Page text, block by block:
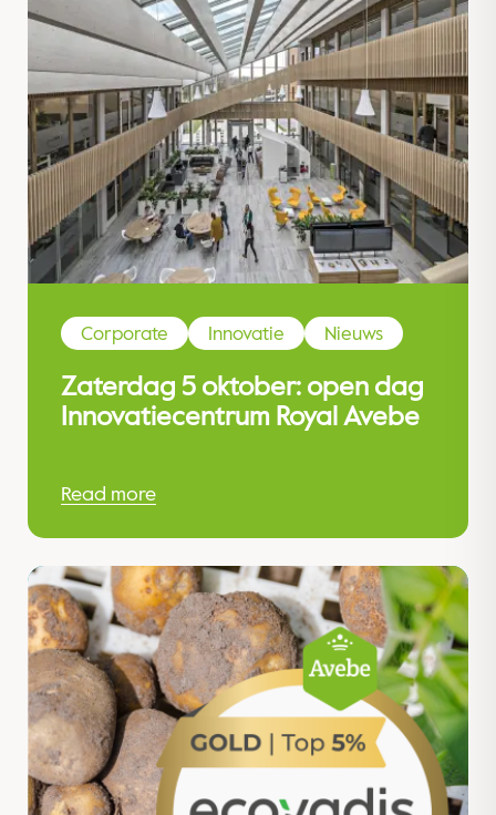
Corporate Innovatie Nieuws
Zaterdag 5 oktober: open dag
Innovatiecentrum Royal Avebe
Read more